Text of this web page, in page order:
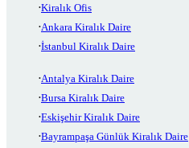
Kiralık Ofis
Ankara Kiralık Daire
İstanbul Kiralık Daire
Antalya Kiralık Daire
Bursa Kiralık Daire
Eskişehir Kiralık Daire
Bayrampaşa Günlük Kiralık Daire